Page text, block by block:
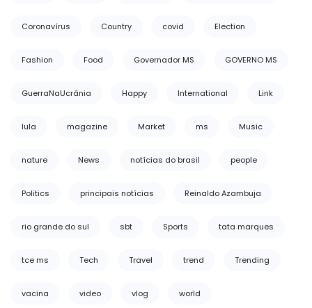
Coronavírus Country covid Election
Fashion Food Governador MS GOVERNO MS
GuerraNaUcrânia Happy International Link
lula magazine Market ms Music
nature News notícias do brasil people
Politics principais notícias Reinaldo Azambuja
rio grande do sul sbt Sports tata marques
tce ms Tech Travel trend Trending
vacina video vlog world